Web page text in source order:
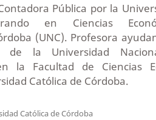
Pública por la
en Ciencias
(UNC). Profesora
de la Universidad
la Facultad de Ciencias
Católica de Córdoba.
Católica de Córdoba